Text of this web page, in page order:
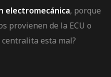
electromecánica, porque
provienen de la ECU o
centralita esta mal?